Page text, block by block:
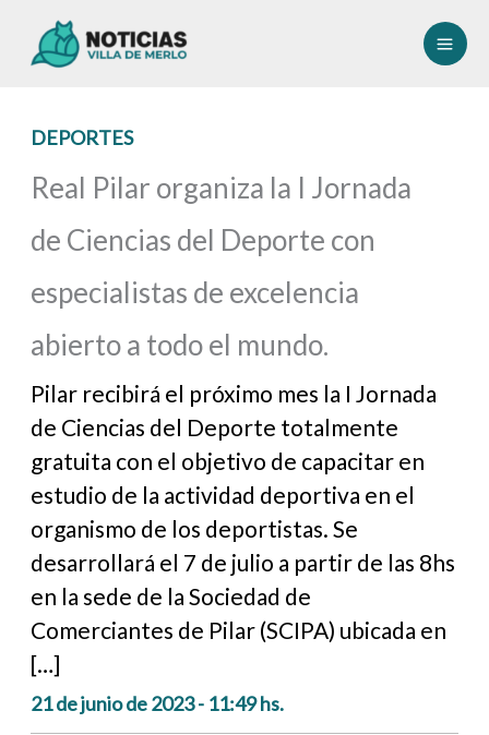
DEPORTES
Real Pilar organiza la I Jornada
de Ciencias del Deporte con
especialistas de excelencia
abierto a todo el mundo.
Pilar recibirá el próximo mes la I Jornada
de Ciencias del Deporte totalmente
gratuita con el objetivo de capacitar en
estudio de la actividad deportiva en el
organismo de los deportistas. Se
desarrollará el 7 de julio a partir de las 8hs
en la sede de la Sociedad de
Comerciantes de Pilar (SCIPA) ubicada en
[…]
21 de junio de 2023 - 11:49 hs.